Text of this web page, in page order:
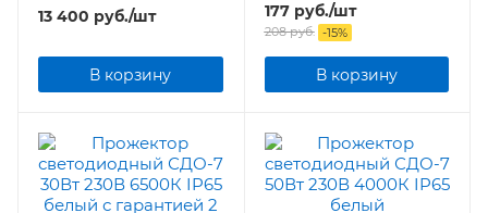
13 400 руб./шт
В корзину
177руб./шт
208руб. -15%
В корзину